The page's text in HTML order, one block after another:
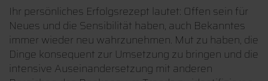
Ihr persönliches Erfolgsrezept lautet: Offen sein für
Neues und die Sensibilität haben, auch Bekanntes
immer wieder neu wahrzunehmen. Mut zu haben, die
Dinge konsequent zur Umsetzung zu bringen und die
intensive Auseinandersetzung mit anderen